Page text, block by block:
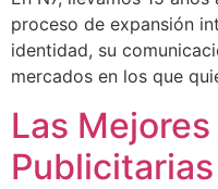
proceso de expansión
identidad, su
mercados en los que
Las